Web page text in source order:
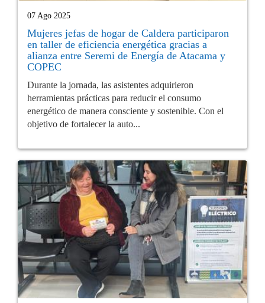
07 Ago 2025
Mujeres jefas de hogar de Caldera participaron
en taller de eficiencia energética gracias a
alianza entre Seremi de Energía de Atacama y
COPEC
Durante la jornada, las asistentes adquirieron
herramientas prácticas para reducir el consumo
energético de manera consciente y sostenible. Con el
objetivo de fortalecer la auto...